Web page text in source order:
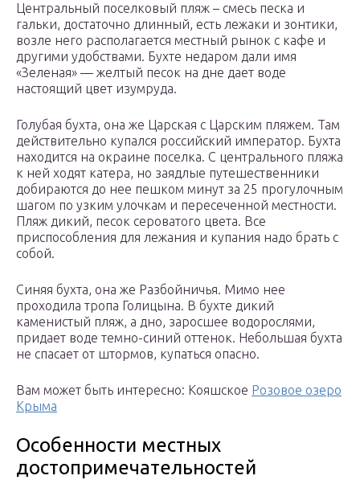
Центральный поселковый пляж – смесь песка и
гальки, достаточно длинный, есть лежаки и зонтики,
возле него располагается местный рынок с кафе и
другими удобствами. Бухте недаром дали имя
«Зеленая» — желтый песок на дне дает воде
настоящий цвет изумруда.
Голубая бухта, она же Царская с Царским пляжем. Там
действительно купался российский император. Бухта
находится на окраине поселка. С центрального пляжа
к ней ходят катера, но заядлые путешественники
добираются до нее пешком минут за 25 прогулочным
шагом по узким улочкам и пересеченной местности.
Пляж дикий, песок сероватого цвета. Все
приспособления для лежания и купания надо брать с
собой.
Синяя бухта, она же Разбойничья. Мимо нее
проходила тропа Голицына. В бухте дикий
каменистый пляж, а дно, заросшее водорослями,
придает воде темно-синий оттенок. Небольшая бухта
не спасает от штормов, купаться опасно.
Вам может быть интересно: Кояшское Розовое озеро
Крыма
Особенности местных
достопримечательностей